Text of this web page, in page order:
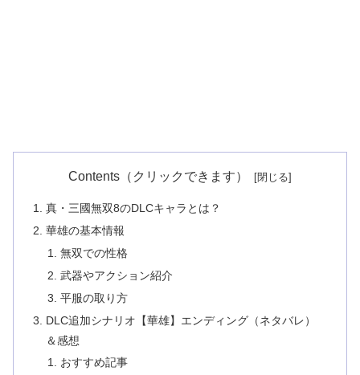
Contents（クリックできます）
真・三國無双8のDLCキャラとは？
華雄の基本情報
無双での性格
武器やアクション紹介
平服の取り方
DLC追加シナリオ【華雄】エンディング（ネタバレ）
＆感想
おすすめ記事